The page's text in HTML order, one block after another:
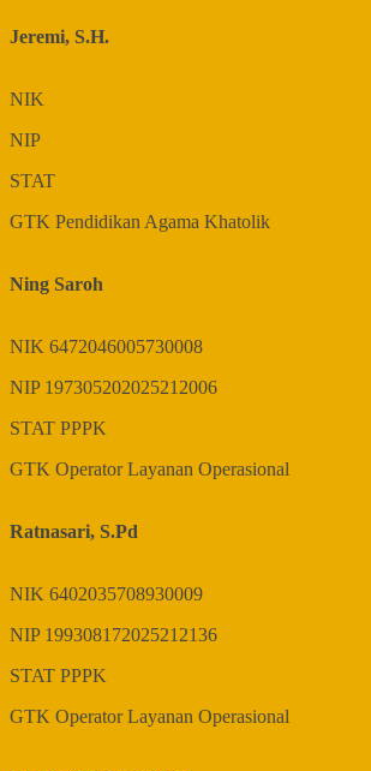
Jeremi, S.H.
NIK
NIP
STAT
GTK Pendidikan Agama Khatolik
Ning Saroh
NIK 6472046005730008
NIP 197305202025212006
STAT PPPK
GTK Operator Layanan Operasional
Ratnasari, S.Pd
NIK 6402035708930009
NIP 199308172025212136
STAT PPPK
GTK Operator Layanan Operasional